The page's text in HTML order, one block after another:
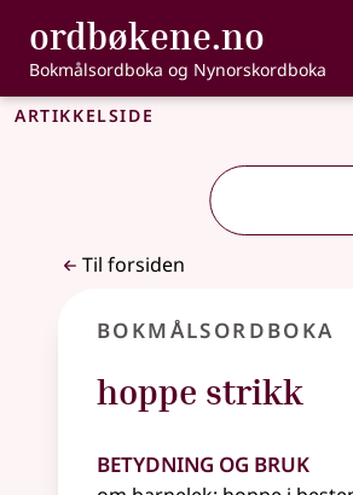
Gå til hovedinnhold
Tilgjengelighet
ordbøkene.no ,
Bokmålsordboka og Nynorskordboka
Artikkelside
Til forsiden
Bokmålsordboka
hoppe strikk
Betydning og bruk